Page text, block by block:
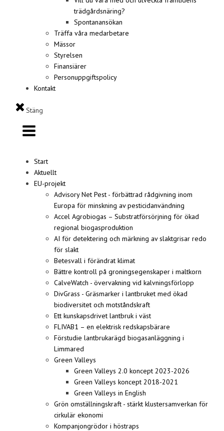
trädgårdsnäring?
Spontanansökan
Träffa våra medarbetare
Mässor
Styrelsen
Finansiärer
Personuppgiftspolicy
Kontakt
Stäng
Start
Aktuellt
EU-projekt
Advisory Net Pest - förbättrad rådgivning inom
Europa för minskning av pesticidanvändning
Accel Agrobiogas – Substratförsörjning för ökad
regional biogasproduktion
AI för detektering och märkning av slaktgrisar redo
för slakt
Betesvall i förändrat klimat
Bättre kontroll på groningsegenskaper i maltkorn
CalveWatch - övervakning vid kalvningsförlopp
DivGrass - Gräsmarker i lantbruket med ökad
biodiversitet och motståndskraft
Ett kunskapsdrivet lantbruk i väst
FLIVAB1 – en elektrisk redskapsbärare
Förstudie lantbrukarägd biogasanläggning i
Limmared
Green Valleys
Green Valleys 2.0 koncept 2023-2026
Green Valleys koncept 2018-2021
Green Valleys in English
Grön omställningskraft - stärkt klustersamverkan för
cirkulär ekonomi
Kompanjongrödor i höstraps